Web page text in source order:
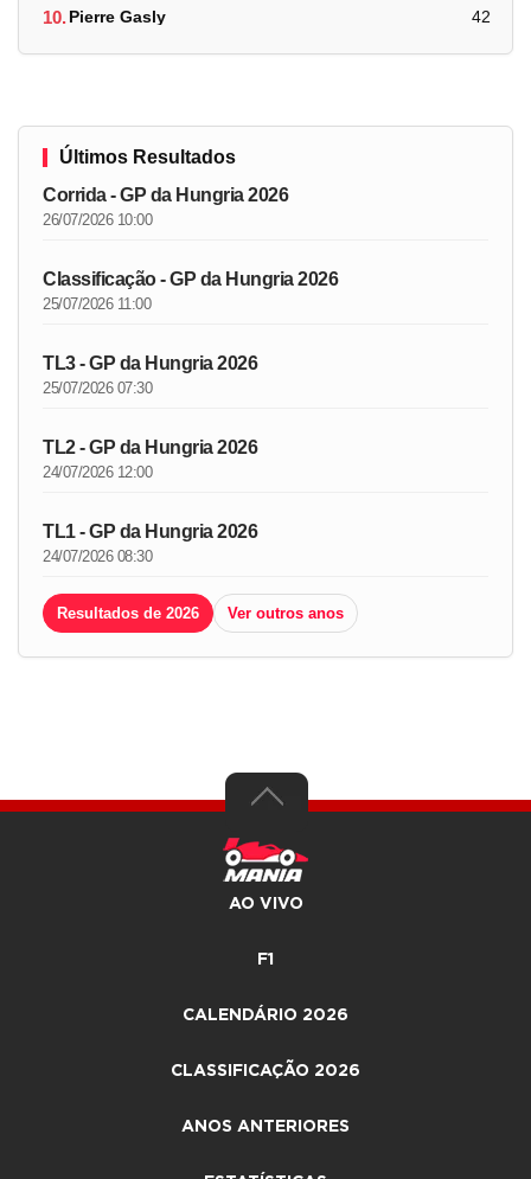
10.Pierre Gasly 42
Últimos Resultados
Corrida - GP da Hungria 2026
26/07/2026 10:00
Classificação - GP da Hungria 2026
25/07/2026 11:00
TL3 - GP da Hungria 2026
25/07/2026 07:30
TL2 - GP da Hungria 2026
24/07/2026 12:00
TL1 - GP da Hungria 2026
24/07/2026 08:30
Resultados de 2026 Ver outros anos
AO VIVO
F1
CALENDÁRIO 2026
CLASSIFICAÇÃO 2026
ANOS ANTERIORES